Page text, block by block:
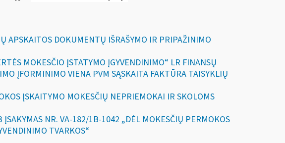
APSKAITOS DOKUMENTŲ IŠRAŠYMO IR PRIPAŽINIMO
MOKESČIO ĮSTATYMO ĮGYVENDINIMO“ LR FINANSŲ
ĮFORMINIMO VIENA PVM SĄSKAITA FAKTŪRA TAISYKLIŲ
ĮSKAITYMO MOKESČIŲ NEPRIEMOKAI IR SKOLOMS
NR. VA-182/1B-1042 „DĖL MOKESČIŲ PERMOKOS
TVARKOS“